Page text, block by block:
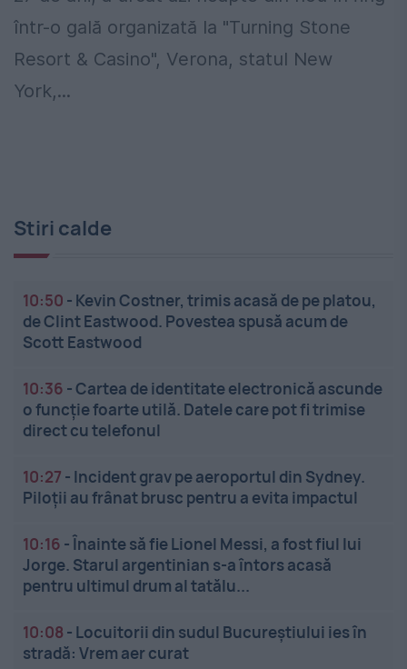
într-o gală organizată la "Turning Stone
Resort & Casino", Verona, statul New
York,...
Stiri calde
10:50 - Kevin Costner, trimis acasă de pe platou,
de Clint Eastwood. Povestea spusă acum de
Scott Eastwood
10:36 -Cartea de identitate electronică ascunde
o funcție foarte utilă. Datele care pot fi trimise
direct cu telefonul
10:27 - Incident grav pe aeroportul din Sydney.
Piloții au frânat brusc pentru a evita impactul
10:16 -Înainte să fie Lionel Messi, a fost fiul lui
Jorge. Starul argentinian s-a întors acasă
pentru ultimul drum al tatălu...
10:08 - Locuitorii din sudul Bucureștiului ies în
stradă: Vrem aer curat